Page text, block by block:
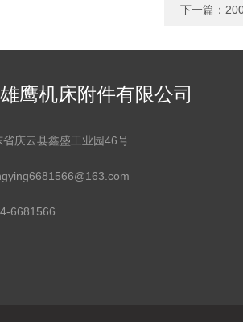
下一篇：
鹰机床附件有限公司
省庆云县鑫盛工业园46号
6681566